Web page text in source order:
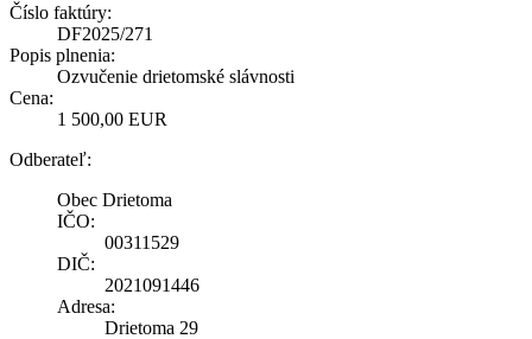
Číslo faktúry:
DF2025/271
Popis plnenia:
Ozvučenie drietomské slávnosti
Cena:
1 500,00 EUR
Odberateľ:
Obec Drietoma
IČO:
00311529
DIČ:
2021091446
Adresa:
Drietoma 29